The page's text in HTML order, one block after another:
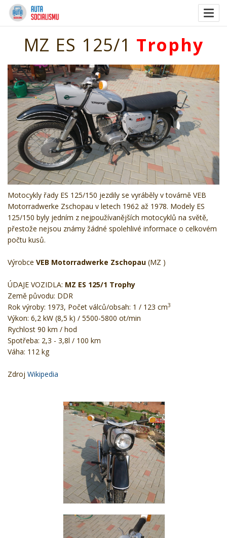
MZ ES 125/1 Trophy
Motocykly řady ES 125/150 jezdily se vyráběly v továrně VEB
Motorradwerke Zschopau v letech 1962 až 1978. Modely ES
125/150 byly jedním z nejpoužívanějších motocyklů na světě,
přestože nejsou známy žádné spolehlivé informace o celkovém
počtu kusů.
Výrobce VEB Motorradwerke Zschopau (MZ )
ÚDAJE VOZIDLA: MZ ES 125/1 Trophy
Země původu: DDR
Rok výroby: 1973, Počet válců/obsah: 1 / 123 cm3
Výkon: 6,2 kW (8,5 k) / 5500-5800 ot/min
Rychlost 90 km / hod
Spotřeba: 2,3 - 3,8l / 100 km
Váha: 112 kg
Zdroj Wikipedia